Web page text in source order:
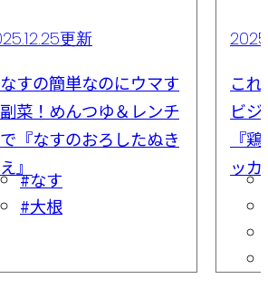
更新
すの簡単なのにウマす
菜！めんつゆ＆レンチ
『なすのおろしたぬき
』
#なす
#大根
こ
ビ
『
ッ